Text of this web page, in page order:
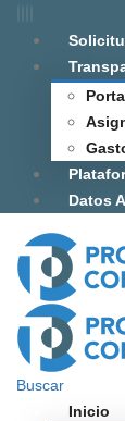
Datos
Buscar
Inicio